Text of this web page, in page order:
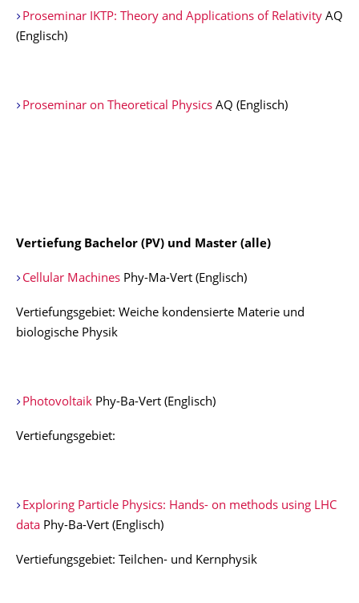
Proseminar IKTP: Theory and Applications of Relativity AQ
(Englisch)
Proseminar on Theoretical Physics AQ (Englisch)
Vertiefung Bachelor (PV) und Master (alle)
Cellular Machines Phy-Ma-Vert (Englisch)
Vertiefungsgebiet: Weiche kondensierte Materie und
biologische Physik
Photovoltaik Phy-Ba-Vert (Englisch)
Vertiefungsgebiet:
Exploring Particle Physics: Hands- on methods using LHC
data Phy-Ba-Vert (Englisch)
Vertiefungsgebiet: Teilchen- und Kernphysik